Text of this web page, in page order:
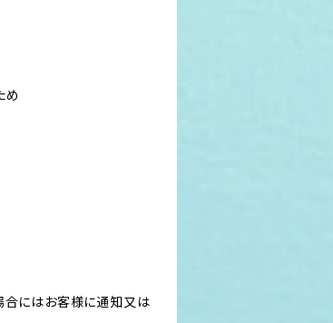
め
合にはお客様に通知又は